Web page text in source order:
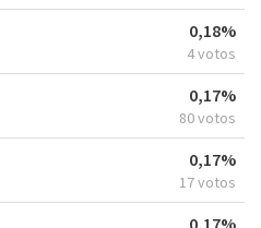
0,18%
4 votos
0,17%
80 votos
0,17%
17 votos
0,17%